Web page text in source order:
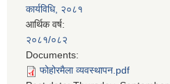
कार्यविधि, २०८१
आर्थिक वर्ष:
२०८१/०८२
Documents:
फोहोरमैला व्यवस्थापन.pdf